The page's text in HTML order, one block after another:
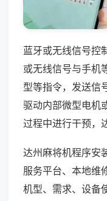
蓝牙或无线信号控
或无线信号与手机
型等指令，发送信
驱动内部微型电机
过程中进行干预，
达州麻将机程序安
服务平台、本地维
机型、需求、设备